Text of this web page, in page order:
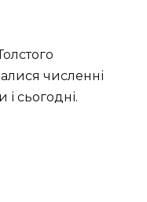
численні
і сьогодні.